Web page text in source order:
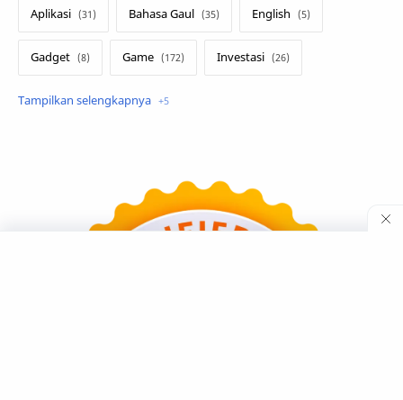
Aplikasi Bahasa Gaul English
Gadget Game Investasi
Lirik Terjemahan